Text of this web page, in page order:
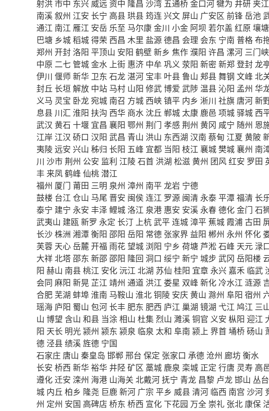
射洪市中 东兴 威远 资中 隆昌 沙湾 五通桥金口河犍为 井研 夹江
南溪叙州 江安 长宁 高县珙县筠连兴文 屏山 广安区 前锋岳池
通江 南江 雁江 安岳 乐至 马尔康金川 小金 阿坝 若尔盖 红原 壤塘
巴塘 乡城稻城得荣 西昌 木里 盐源德昌 会理 会东 宁南 普格布
郑州 开封洛阳 平顶山 安阳 鹤壁新乡 焦作濮阳 许昌 漯河 三门峡
中原 二七 管城金水 上街 惠济 中牟巩义 荥阳 新密 新郑登封龙
伊川 偃师新华 卫东 石龙湛河 宝丰 叶县鲁山 郏县舞钢 文峰 北
封丘 长垣解放 中站 马村 山阳 修武博爱 武陟 温县沁阳 孟州 华
义马 灵宝 卧龙宛城 南召 方城 西峡镇平 内乡 淅川 社旗 唐河新
息县 川汇 淮阳 扶沟 西华 商水 沈丘 郸城 太康 鹿邑 项城驿城 西
武汉 黄石 十堰 宜昌 襄阳 鄂州 荆门 孝感荆州 黄冈 咸宁 随州 恩
江岸 江汉 硚口 汉阳 武昌 青山 洪山 东西湖 汉南 蔡甸 江夏 黄陂
夷陵远安 兴山 秭归 长阳 五峰 宜都 当阳 枝江 襄城樊城襄州 南
川 沙市荆州 公安 监利 江陵石首 洪湖 松滋黄州 团风红安 罗田
丰 来凤鹤峰 仙桃潜江
福州 厦门 莆田 三明 泉州 漳州 南平龙岩 宁德
鼓楼 台江 仓山 马尾 晋安 闽侯连江 罗源 闽清 永泰平潭福清 长
泰宁 建宁 永安 丰泽鲤城洛江 泉港 惠安 安溪 永春德化金门 石
武夷山 建瓯新罗 永定 长汀 上杭武平连城 漳平 蕉城 霞浦古田
长沙株洲 湘潭衡阳 邵阳 岳阳 常德 张家界 益阳 郴州 永州 怀化
芙蓉 天心岳麓开福 雨花望城 浏阳 宁乡 荷塘 芦淞石峰 天元 渌
大祥北塔邵东 新邵邵阳 隆回 洞口 绥宁 新宁 城步 武冈 岳阳楼
阳 赫山 南县桃江 安化沅江 北湖 苏仙 桂阳 宜章 永兴 嘉禾 临武
会同 麻阳 新晃 芷江 靖州 通道 洪江 娄星 双峰 新化 冷水江 涟源
合肥 芜湖 蚌埠淮南 马鞍山 淮北铜陵 安庆黄山 滁州 阜阳 宿州
瑶海 庐阳 蜀山 包河 长丰 肥东 肥西 庐江 巢湖 镜湖 弋江 鸠江 三
山 博望 含山 和县 当涂相山 杜集 烈山 濉溪铜官 义安 枞阳 迎江
阳 天长 明光颍州 颍东 颍泉 临泉 太和 阜南 颍上 界首埇桥砀山
德 泾县绩溪旌德 宁国
石家庄 唐山 秦皇岛 邯郸 邢台 保定 张家口 承德 沧州 廊坊衡水
长安 桥西 新华裕华 井陉矿区 藁城 鹿泉 栾城 正定 行唐 灵寿 高
遵化迁安 滦州 海港 山海关 北戴河抚宁 青龙 昌黎 卢龙邯山 丛台
城 内丘 柏乡 隆尧 巨鹿新河 广宗 平乡 威县清河 临西 南宫 沙河
州 定州 安国 高碑店 桥东 桥西 宣化下花园 万全 崇礼 张北 康保